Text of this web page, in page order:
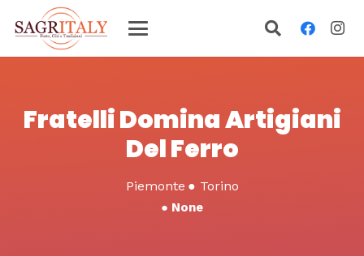
Fratelli Domina Artigiani
Del Ferro
Piemonte ● Torino
● None